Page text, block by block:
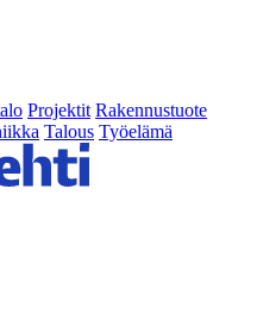
Projektit Rakennustuote
Talous Työelämä